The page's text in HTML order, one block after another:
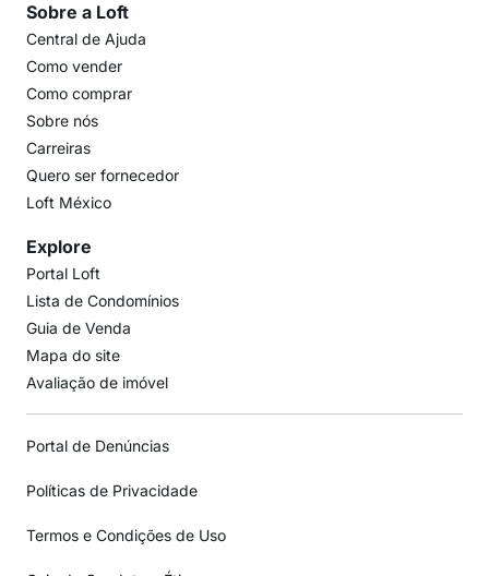
Sobre a Loft
Central de Ajuda
Como vender
Como comprar
Sobre nós
Carreiras
Quero ser fornecedor
Loft México
Explore
Portal Loft
Lista de Condomínios
Guia de Venda
Mapa do site
Avaliação de imóvel
Portal de Denúncias
Políticas de Privacidade
Termos e Condições de Uso